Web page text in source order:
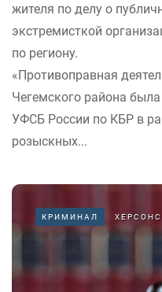
жителя по делу о
экстремисткой
по региону.
«Противоправная
Чегемского района
УФСБ России по КБР в
розыскных...
КРИМИНАЛ